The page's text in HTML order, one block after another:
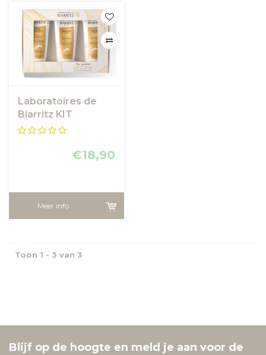
Laboratoires de
Biarritz KIT
OCEANE
€18,90
Meer info
Toon 1 - 3 van 3
Blijf op de hoogte en meld je aan voor de